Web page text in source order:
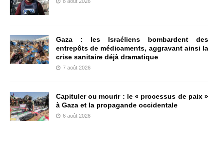
Gaza : les Israéliens bombardent des
entrepôts de médicaments, aggravant ainsi la
crise sanitaire déjà dramatique
7 août 2026
Capituler ou mourir : le « processus de paix »
à Gaza et la propagande occidentale
6 août 2026